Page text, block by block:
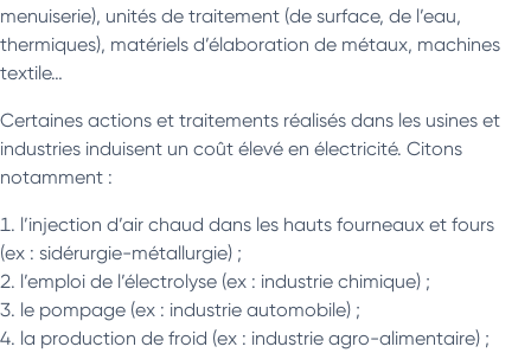
menuiserie), unités de traitement (de surface, de l’eau,
thermiques), matériels d’élaboration de métaux, machines
textile…
Certaines actions et traitements réalisés dans les usines et
industries induisent un coût élevé en électricité. Citons
notamment :
l’injection d’air chaud dans les hauts fourneaux et fours
(ex : sidérurgie-métallurgie) ;
l’emploi de l’électrolyse (ex : industrie chimique) ;
le pompage (ex : industrie automobile) ;
la production de froid (ex : industrie agro-alimentaire) ;